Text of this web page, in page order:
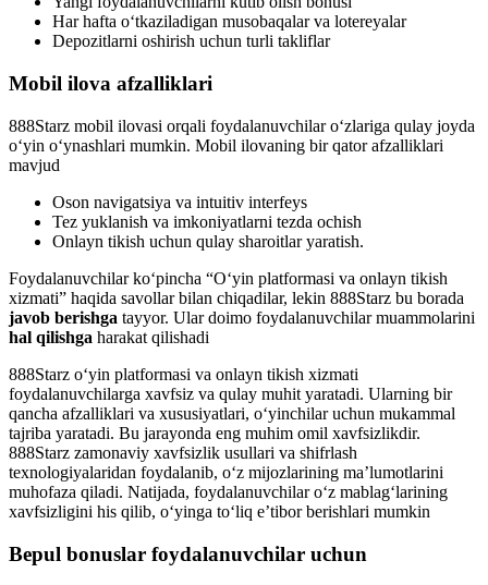
Har hafta o‘tkaziladigan musobaqalar va lotereyalar
Depozitlarni oshirish uchun turli takliflar
Mobil ilova afzalliklari
888Starz mobil ilovasi orqali foydalanuvchilar o‘zlariga qulay joyda
o‘yin o‘ynashlari mumkin. Mobil ilovaning bir qator afzalliklari
mavjud
Oson navigatsiya va intuitiv interfeys
Tez yuklanish va imkoniyatlarni tezda ochish
Onlayn tikish uchun qulay sharoitlar yaratish.
Foydalanuvchilar ko‘pincha “O‘yin platformasi va onlayn tikish
xizmati” haqida savollar bilan chiqadilar, lekin 888Starz bu borada
javob berishga tayyor. Ular doimo foydalanuvchilar muammolarini
hal qilishga harakat qilishadi
888Starz o‘yin platformasi va onlayn tikish xizmati
foydalanuvchilarga xavfsiz va qulay muhit yaratadi. Ularning bir
qancha afzalliklari va xususiyatlari, o‘yinchilar uchun mukammal
tajriba yaratadi. Bu jarayonda eng muhim omil xavfsizlikdir.
888Starz zamonaviy xavfsizlik usullari va shifrlash
texnologiyalaridan foydalanib, o‘z mijozlarining ma’lumotlarini
muhofaza qiladi. Natijada, foydalanuvchilar o‘z mablag‘larining
xavfsizligini his qilib, o‘yinga to‘liq e’tibor berishlari mumkin
Bepul bonuslar foydalanuvchilar uchun